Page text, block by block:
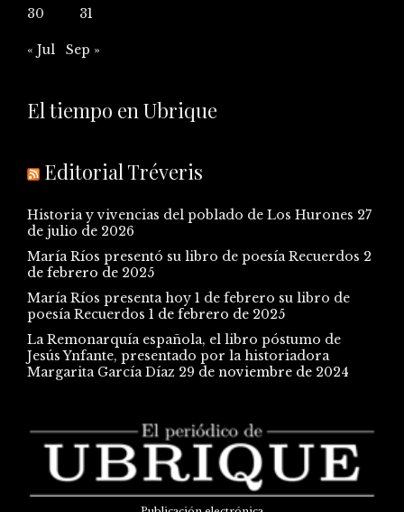
30
31
« Jul Sep »
El tiempo en Ubrique
Editorial Tréveris
Historia y vivencias del poblado de Los Hurones 27
de julio de 2026
María Ríos presentó su libro de poesía Recuerdos 2
de febrero de 2025
María Ríos presenta hoy 1 de febrero su libro de
poesía Recuerdos 1 de febrero de 2025
La Remonarquía española, el libro póstumo de
Jesús Ynfante, presentado por la historiadora
Margarita García Díaz 29 de noviembre de 2024